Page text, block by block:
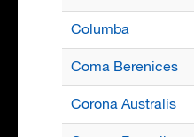
Columba
Coma Berenices
Corona Australis